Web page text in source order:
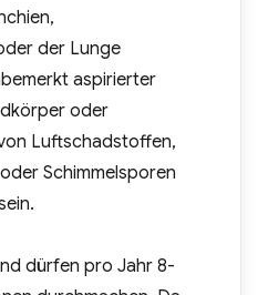
der Lunge
aspirierter
oder
Luftschadstoffen,
Schimmelsporen
dürfen pro Jahr 8-